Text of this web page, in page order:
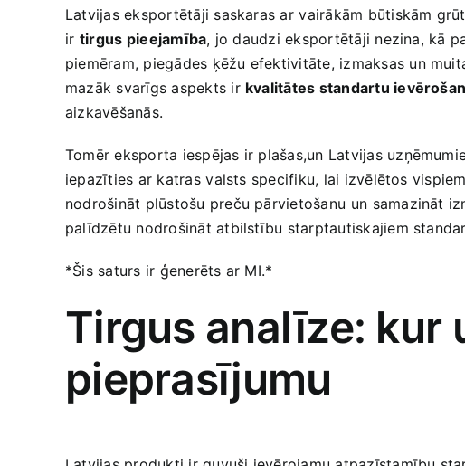
Latvijas ‌eksportētāji saskaras ar ⁣vairākām būtiskām
ir⁣ tirgus ⁢pieejamība, jo daudzi eksportētāji nezina, kā
piemēram, piegādes ķēžu efektivitāte, ​izmaksas un
mazāk svarīgs aspekts ‍ir kvalitātes standartu
aizkavēšanās.
Tomēr eksporta iespējas ir plašas,un Latvijas
iepazīties ar katras ⁣valsts specifiku,‍ lai ‌izvēlētos
nodrošināt​ plūstošu preču pārvietošanu⁢ un ⁤samazināt
palīdzētu nodrošināt atbilstību starptautiskajiem
*Šis saturs​ ir ģenerēts ar MI.*
Tirgus analīze: ‍kur
pieprasījumu